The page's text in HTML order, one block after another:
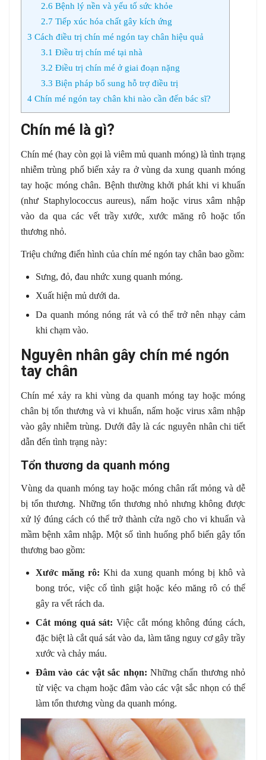
2.6 Bệnh lý nền và yếu tố sức khỏe
2.7 Tiếp xúc hóa chất gây kích ứng
3 Cách điều trị chín mé ngón tay chân hiệu quả
3.1 Điều trị chín mé tại nhà
3.2 Điều trị chín mé ở giai đoạn nặng
3.3 Biện pháp bổ sung hỗ trợ điều trị
4 Chín mé ngón tay chân khi nào cần đến bác sĩ?
Chín mé là gì?
Chín mé (hay còn gọi là viêm mủ quanh móng) là tình trạng
nhiễm trùng phổ biến xảy ra ở vùng da xung quanh móng
tay hoặc móng chân. Bệnh thường khởi phát khi vi khuẩn
(như Staphylococcus aureus), nấm hoặc virus xâm nhập
vào da qua các vết trầy xước, xước măng rô hoặc tổn
thương nhỏ.
Triệu chứng điển hình của chín mé ngón tay chân bao gồm:
Sưng, đỏ, đau nhức xung quanh móng.
Xuất hiện mủ dưới da.
Da quanh móng nóng rát và có thể trở nên nhạy cảm
khi chạm vào.
Nguyên nhân gây chín mé ngón
tay chân
Chín mé xảy ra khi vùng da quanh móng tay hoặc móng
chân bị tổn thương và vi khuẩn, nấm hoặc virus xâm nhập
vào gây nhiễm trùng. Dưới đây là các nguyên nhân chi tiết
dẫn đến tình trạng này:
Tổn thương da quanh móng
Vùng da quanh móng tay hoặc móng chân rất mỏng và dễ
bị tổn thương. Những tổn thương nhỏ nhưng không được
xử lý đúng cách có thể trở thành cửa ngõ cho vi khuẩn và
mầm bệnh xâm nhập. Một số tình huống phổ biến gây tổn
thương bao gồm:
Xước măng rô: Khi da xung quanh móng bị khô và
bong tróc, việc cố tình giật hoặc kéo măng rô có thể
gây ra vết rách da.
Cắt móng quá sát: Việc cắt móng không đúng cách,
đặc biệt là cắt quá sát vào da, làm tăng nguy cơ gây trầy
xước và chảy máu.
Đâm vào các vật sắc nhọn: Những chấn thương nhỏ
từ việc va chạm hoặc đâm vào các vật sắc nhọn có thể
làm tổn thương vùng da quanh móng.